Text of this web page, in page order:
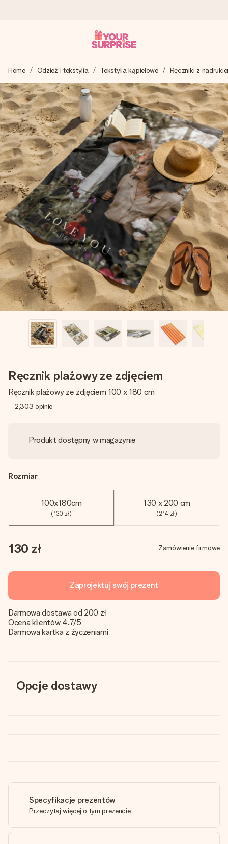
Tworzymy Twój prezent z troską i wysyłamy go w mgnieniu
oka – dzięki czemu możesz go dać dokładnie we
właściwym momencie, kiedy ma to największe znaczenie
4,7 (na podstawie +15 000 opinii)
Nasze prezenty inspirują. Klienci oceniają nas na 4,7 w
Google Reviews.
Darmowy bilecik z życzeniami
Stwórz coś wyjątkowego w zaledwie kilku krokach – z jej
imieniem, swoim zdjęciem lub wiadomością, która naprawdę
poruszy serce. Bez problemu, po prostu ogrom miłości na
tę chwilę.
Home Odzież i tekstylia Tekstylia kąpielowe Ręczniki z
Ręcznik plażowy ze zdjęciem
Ręcznik plażowy ze zdjęciem 100 x 180 cm
2,303 opinie
Produkt dostępny w magazynie
Rozmiar
100x180cm
(130 zł)
130 x 200 cm
(214 zł)
130 zł Zamówienie firmowe
Zaprojektuj swój prezent
Darmowa dostawa od 200 zł
Ocena klientów 4.7/5
Darmowa kartka z życzeniami
Opcje dostawy
Specyfikacje prezentów
Przeczytaj więcej o tym prezencie